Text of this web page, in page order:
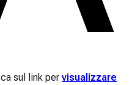
sul link pervisualizzare